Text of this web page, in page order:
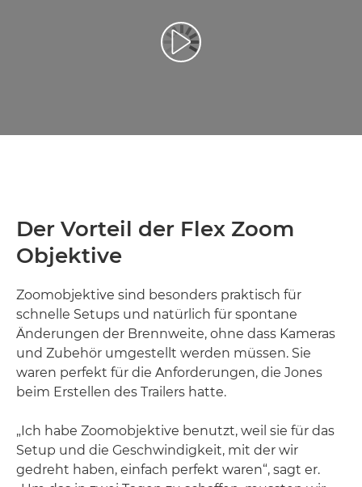
Video abspielen
Der Vorteil der Flex Zoom
Objektive
Zoomobjektive sind besonders praktisch für
schnelle Setups und natürlich für spontane
Änderungen der Brennweite, ohne dass Kameras
und Zubehör umgestellt werden müssen. Sie
waren perfekt für die Anforderungen, die Jones
beim Erstellen des Trailers hatte.
„Ich habe Zoomobjektive benutzt, weil sie für das
Setup und die Geschwindigkeit, mit der wir
gedreht haben, einfach perfekt waren“, sagt er.